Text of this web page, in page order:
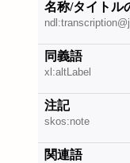
名称/タイトル
同義語
xl:altLabel
注記
skos:note
関連語